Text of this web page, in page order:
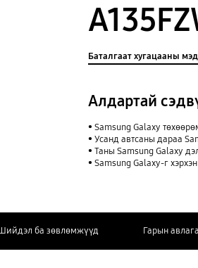
Баталгаат хугацааны
Алдартай
Samsung Galaxy
Усанд автсаны дараа
Таны Samsung Galaxy
Samsung Galaxy-г хэрхэн
ба зөвлөмжүүд Гарын